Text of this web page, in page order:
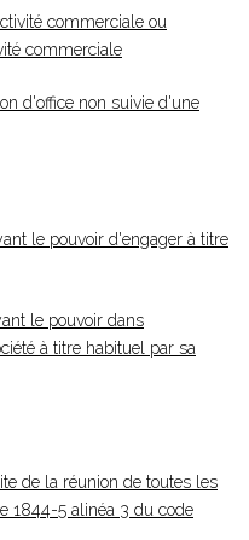
commerciale ou
commerciale
d'office non suivie d'une
le pouvoir d'engager à titre
le pouvoir dans
à titre habituel par sa
de la réunion de toutes les
1844-5 alinéa 3 du code